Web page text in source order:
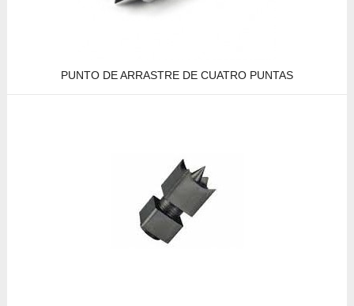
PUNTO DE ARRASTRE DE CUATRO PUNTAS